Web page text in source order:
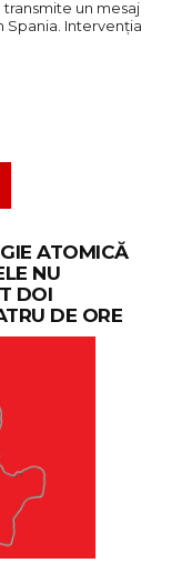
un mesaj
Intervenția
ATOMICĂ
NU
DOI
DE ORE